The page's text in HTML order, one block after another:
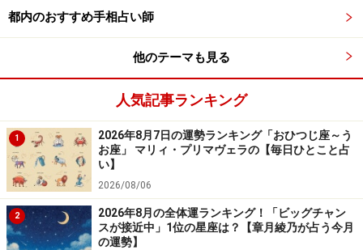
都内のおすすめ手相占い師
他のテーマも見る
人気記事ランキング
1
2026年8月7日の運勢ランキング「おひつじ座～う
お座」 マリィ・プリマヴェラの【毎日ひとこと占
い】
2026/08/06
2
2026年8月の全体運ランキング！「ビッグチャン
スが接近中」1位の星座は？【章月綾乃が占う今月
の運勢】